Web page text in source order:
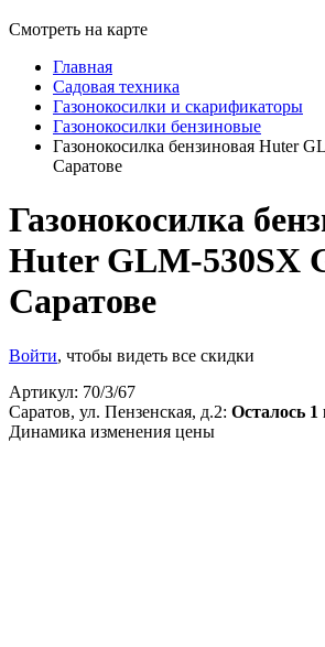
Смотреть на карте
Главная
Садовая техника
Газонокосилки и скарификаторы
Газонокосилки бензиновые
Газонокосилка бензиновая Huter
Саратове
Газонокосилка
Huter GLM-530SX
Саратове
Войти, чтобы видеть все скидки
Артикул: 70/3/67
Саратов, ул. Пензенская, д.2: Осталось
Динамика изменения цены